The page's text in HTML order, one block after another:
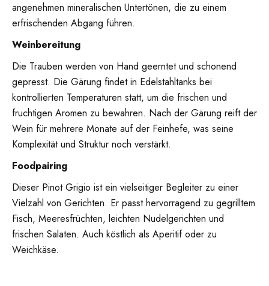
angenehmen mineralischen Untertönen, die zu einem
erfrischenden Abgang führen.
Weinbereitung
Die Trauben werden von Hand geerntet und schonend
gepresst. Die Gärung findet in Edelstahltanks bei
kontrollierten Temperaturen statt, um die frischen und
fruchtigen Aromen zu bewahren. Nach der Gärung reift der
Wein für mehrere Monate auf der Feinhefe, was seine
Komplexität und Struktur noch verstärkt.
Foodpairing
Dieser Pinot Grigio ist ein vielseitiger Begleiter zu einer
Vielzahl von Gerichten. Er passt hervorragend zu gegrilltem
Fisch, Meeresfrüchten, leichten Nudelgerichten und
frischen Salaten. Auch köstlich als Aperitif oder zu
Weichkäse.